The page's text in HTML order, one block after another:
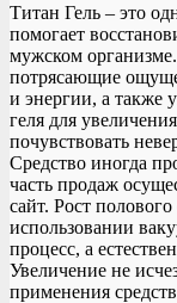
Титан Гель – это
помогает
мужском
потрясающие
и энергии, а также
геля для
почувствовать
Средство иногда
часть продаж
сайт. Рост
использовании
процесс, а
Увеличение не
применения